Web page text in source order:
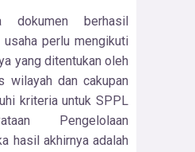
dokumen berhasil
usaha perlu mengikuti
yang ditentukan oleh
wilayah dan cakupan
kriteria untuk SPPL
Pengelolaan
hasil akhirnya adalah